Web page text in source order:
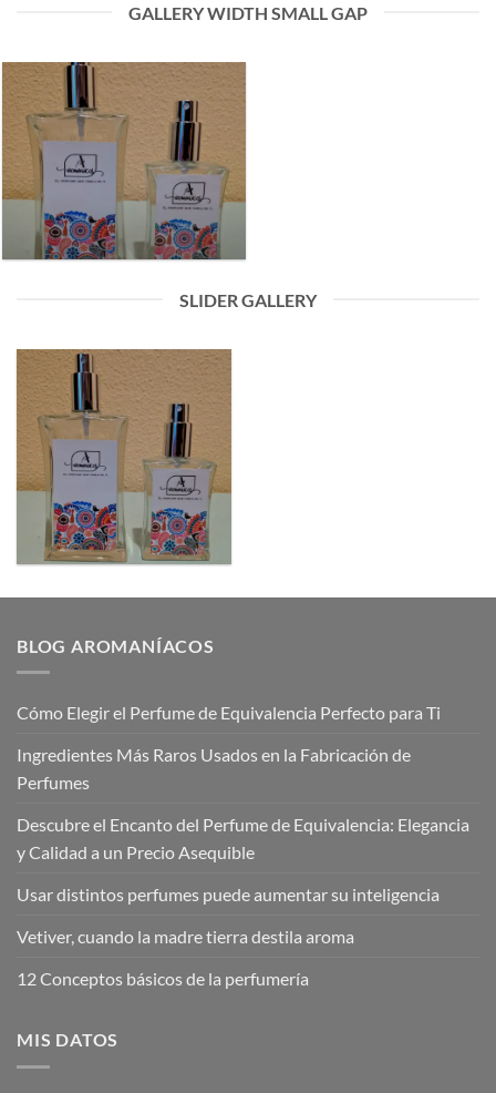
GALLERY WIDTH SMALL GAP
SLIDER GALLERY
BLOG AROMANÍACOS
Cómo Elegir el Perfume de Equivalencia Perfecto para Ti
Ingredientes Más Raros Usados en la Fabricación de
Perfumes
Descubre el Encanto del Perfume de Equivalencia: Elegancia
y Calidad a un Precio Asequible
Usar distintos perfumes puede aumentar su inteligencia
Vetiver, cuando la madre tierra destila aroma
12 Conceptos básicos de la perfumería
MIS DATOS